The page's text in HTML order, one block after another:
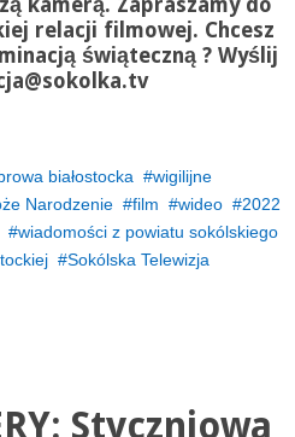
kamerą. Zapraszamy do
relacji filmowej. Chcesz
świąteczną ? Wyślij
białostocka
wigilijne
Narodzenie film wideo
2022
wiadomości z powiatu sokólskiego
Sokólska Telewizja
Styczniowa